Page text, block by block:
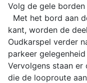
Volg de gele
Met het bord aan
kant, worden de
Oudkarspel verder
parkeer
Vervolgens staan er
die de looproute